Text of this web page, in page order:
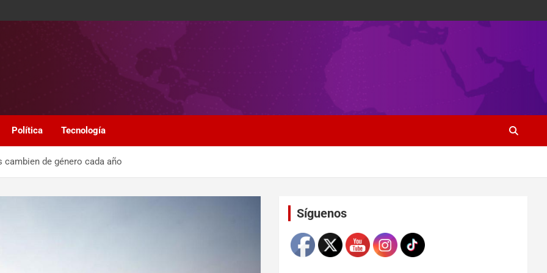
Política Tecnología
de género cada año
SíguenosSet Youtube Channel ID